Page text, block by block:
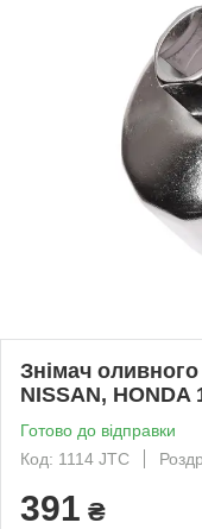
Знімач
NISSAN, HONDA
Готово до відправки
Код: 1114 JTC
391 ₴